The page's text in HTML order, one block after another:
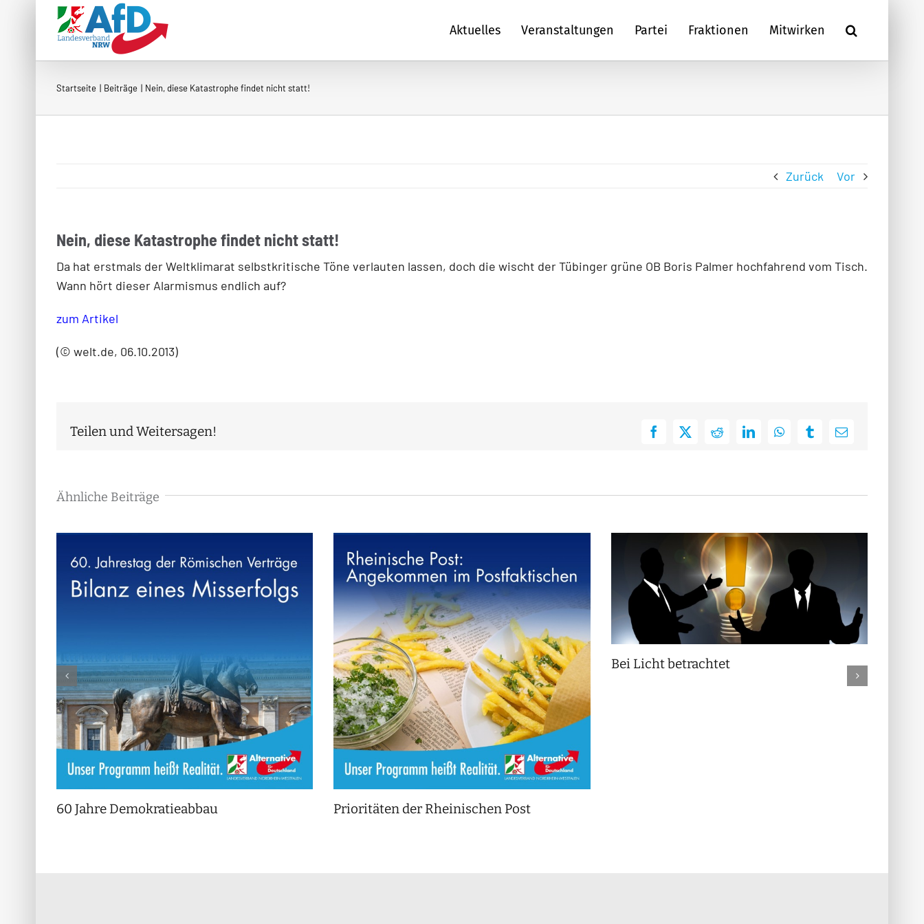
Aktuelles Veranstaltungen Partei Fraktionen Mitwirken
Startseite Beiträge Nein, diese Katastrophe findet nicht statt!
Zurück Vor
Nein, diese Katastrophe findet nicht statt!
Da hat erstmals der Weltklimarat selbstkritische Töne verlauten lassen, doch die wischt der Tübinger grüne OB Boris Palmer hochfahrend vom Tisch.
Wann hört dieser Alarmismus endlich auf?
zum Artikel
(© welt.de, 06.10.2013)
Teilen und Weitersagen! Facebook
X RedditLinkedInWhatsAppTumblrE-
Ähnliche Beiträge
60 Jahre Demokratieabbau Prioritäten der Rheinischen Post
Bei Licht betrachtet